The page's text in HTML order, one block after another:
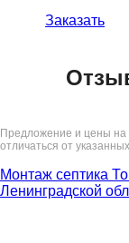
Заказать
Предложение и цены на
отличаться от
Монтаж септика
Ленинградской